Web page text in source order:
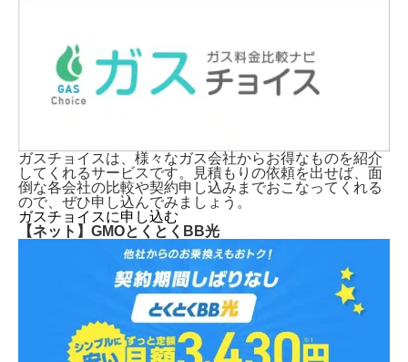
ガスチョイスは、様々なガス会社からお得なものを紹介
してくれるサービスです。見積もりの依頼を出せば、面
倒な各会社の比較や契約申し込みまでおこなってくれる
ので、ぜひ申し込んでみましょう。
ガスチョイスに申し込む
【ネット】GMOとくとくBB光